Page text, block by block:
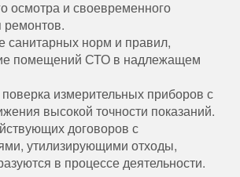
осмотра и своевременного
ремонтов.
санитарных норм и правил,
помещений СТО в надлежащем
измерительных приборов с
высокой точности показаний.
договоров с
утилизирующими отходы,
в процессе деятельности.